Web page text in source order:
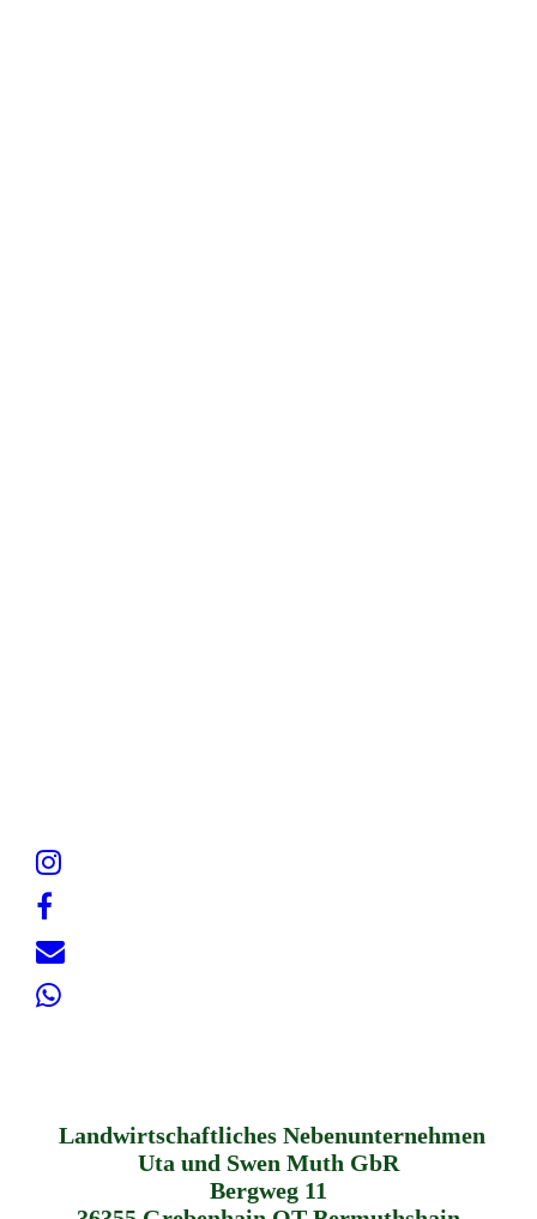
Landwirtschaftliches Nebenunternehmen
Uta und Swen Muth GbR
Bergweg 11